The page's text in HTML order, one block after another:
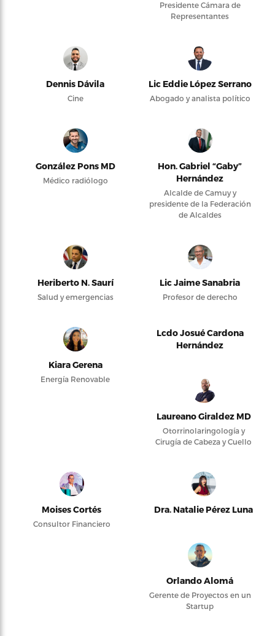
Presidente Cámara de
Representantes
Dennis Dávila
Cine
Lic Eddie López Serrano
Abogado y analista político
González Pons MD
Médico radiólogo
Hon. Gabriel “Gaby”
Hernández
Alcalde de Camuy y
presidente de la Federación
de Alcaldes
Heriberto N. Saurí
Salud y emergencias
Lic Jaime Sanabria
Profesor de derecho
Kiara Gerena
Energía Renovable
Lcdo Josué Cardona
Hernández
Laureano Giraldez MD
Otorrinolaringología y
Cirugía de Cabeza y Cuello
Moises Cortés
Consultor Financiero
Dra. Natalie Pérez Luna
Orlando Alomá
Gerente de Proyectos en un
Startup